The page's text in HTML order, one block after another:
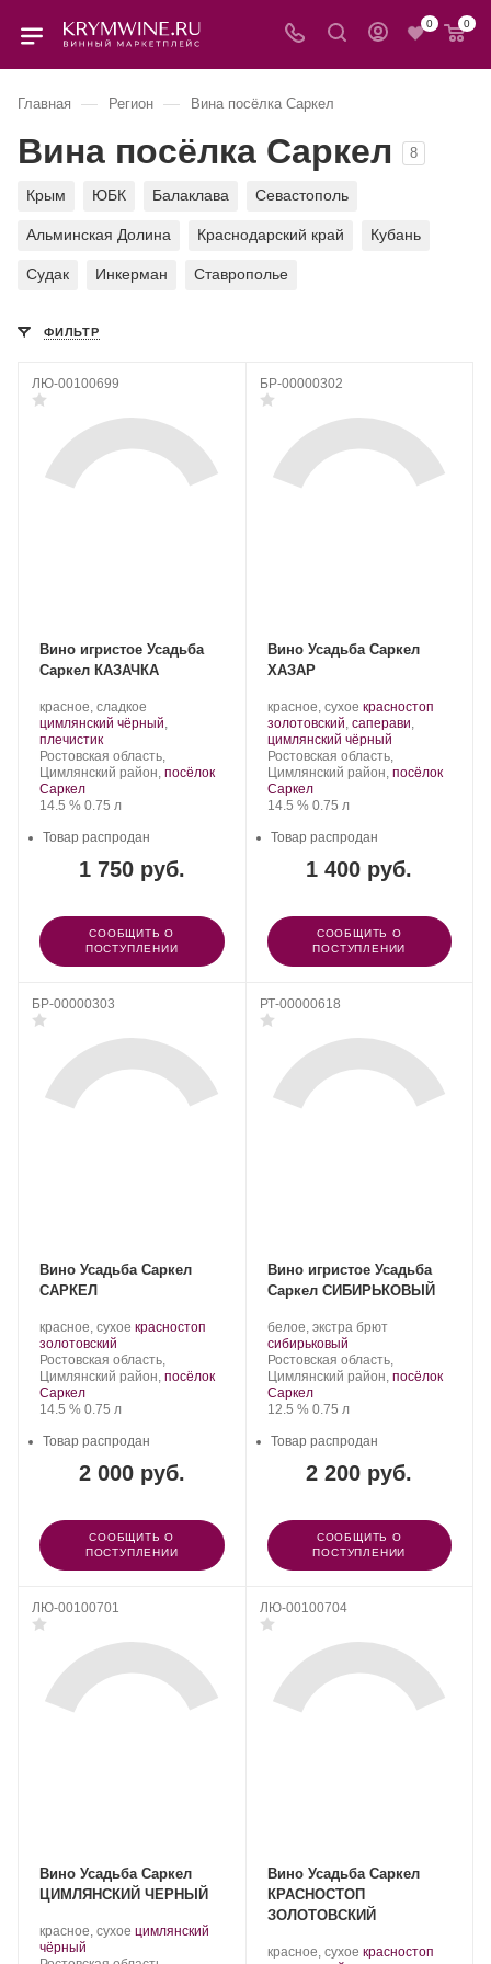
0 0
Главная — Регион — Вина посёлка Саркел
Вина посёлка Саркел 8
Крым ЮБК Балаклава Севастополь
Альминская Долина Краснодарский край Кубань
Судак Инкерман Ставрополье
ФИЛЬТР
ЛЮ-00100699
Вино игристое Усадьба
Саркел КАЗАЧКА
Производитель:
Усадьба
Саркел.
красное, сладкое
Сорт
цимлянский чёрный,
плечистик.
Регион:
Ростовская область,
Цимлянский район, посёлок
Саркел
Крепость
14.5 %. Объем
0.75 л
1 750 руб.
Товар распродан
СООБЩИТЬ О
ПОСТУПЛЕНИИ
БР-00000302
Вино Усадьба Саркел
ХАЗАР
Производитель:
Усадьба
Саркел.
красное, сухое .
Сорт
винограда:
красностоп
золотовский, саперави,
цимлянский чёрный.
Регион:
Ростовская область,
Цимлянский район, посёлок
Саркел
Крепость
14.5 %. Объем
0.75 л
1 400 руб.
Товар распродан
СООБЩИТЬ О
ПОСТУПЛЕНИИ
БР-00000303
Вино Усадьба Саркел
САРКЕЛ
Производитель:
Усадьба
Саркел.
красное, сухое .
винограда:
красностоп
золотовский
Регион:
Ростовская область,
Цимлянский район, посёлок
Саркел
Крепость
14.5 %. Объем
0.75 л
2 000 руб.
Товар распродан
СООБЩИТЬ О
ПОСТУПЛЕНИИ
РТ-00000618
Вино игристое Усадьба
Саркел СИБИРЬКОВЫЙ
Производитель:
Усадьба
Саркел.
белое, экстра брют.
винограда:
сибирьковый.
Регион:
Ростовская область,
Цимлянский район, посёлок
Саркел
Крепость
12.5 %. Объем
0.75 л
2 200 руб.
Товар распродан
СООБЩИТЬ О
ПОСТУПЛЕНИИ
ЛЮ-00100701
Вино Усадьба Саркел
ЦИМЛЯНСКИЙ ЧЕРНЫЙ
Производитель:
Усадьба
красное, сухое .цимлянский
чёрный
ЛЮ-00100704
Вино Усадьба Саркел
КРАСНОСТОП
ЗОЛОТОВСКИЙ
Производитель:
красное, сухое .красностоп